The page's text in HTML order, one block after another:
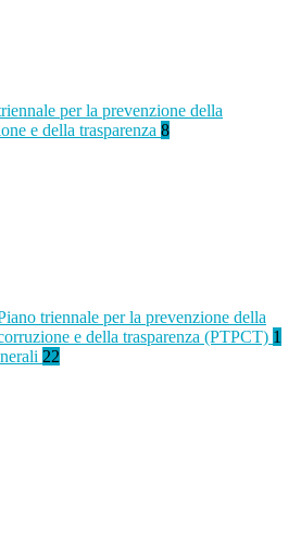
per la prevenzione della
e della trasparenza 8
triennale per la prevenzione della
e della trasparenza (PTPCT) 1
22